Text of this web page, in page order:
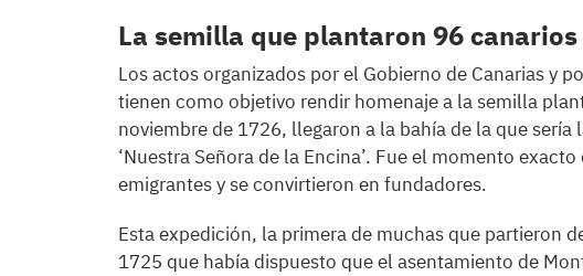
La semilla que plantaron 96 canarios
Los actos organizados por el Gobierno de Canarias y
tienen como objetivo rendir homenaje a la semilla
noviembre de 1726, llegaron a la bahía de la que
‘Nuestra Señora de la Encina’. Fue el momento
emigrantes y se convirtieron en fundadores.
Esta expedición, la primera de muchas que partieron
1725 que había dispuesto que el asentamiento de